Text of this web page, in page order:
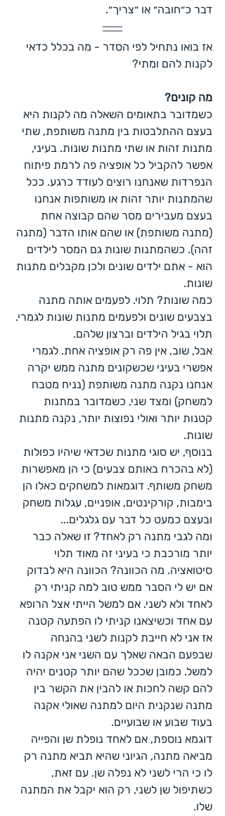
דבר כ״חובה״ או ״צריך״.
אז בואו נתחיל לפי הסדר - מה בכלל כדאי
לקנות להם ומתי?
מה קונים?
כשמדובר בתאומים השאלה מה לקנות היא
בעצם ההתלבטות בין מתנה משותפת, שתי
מתנות זהות או שתי מתנות שונות. בעיני,
אפשר להקביל כל אופציה פה לרמת פיתוח
הנפרדות שאנחנו רוצים לעודד כרגע. ככל
שהמתנות יותר זהות או משותפות אנחנו
בעצם מעבירים מסר שהם קבוצה אחת
(מתנה משותפת) או שהם אותו הדבר (מתנה
זהה). כשהמתנות שונות גם המסר לילדים
הוא - אתם ילדים שונים ולכן מקבלים מתנות
שונות.
כמה שונות? תלוי. לפעמים אותה מתנה
בצבעים שונים ולפעמים מתנות שונות לגמרי.
תלוי בגיל הילדים וברצון שלהם.
אבל, שוב, אין פה רק אופציה אחת. לגמרי
אפשרי בעיני שכשקונים מתנה ממש יקרה
אנחנו נקנה מתנה משותפת (נניח מטבח
למשחק) ומצד שני, כשמדובר במתנות
קטנות יותר ואולי נפוצות יותר, נקנה מתנות
שונות.
בנוסף, יש סוגי מתנות שכדאי שיהיו כפולות
(לא בהכרח באותם צבעים) כי הן מאפשרות
משחק משותף. דוגמאות למשחקים כאלו הן
בימבות, קורקינטים, אופניים, עגלות משחק
ובעצם כמעט כל דבר עם גלגלים...
ומה לגבי מתנה רק לאחד? זו שאלה כבר
יותר מורכבת כי בעיני זה מאוד תלוי
סיטואציה. מה הכוונה? הכוונה היא לבדוק
אם יש לי הסבר ממש טוב למה קניתי רק
לאחד ולא לשני. אם למשל הייתי אצל הרופא
עם אחד וכשיצאנו קניתי לו הפתעה קטנה
אז אני לא חייבת לקנות לשני בהנחה
שבפעם הבאה שאלך עם השני אני אקנה לו
למשל. כמובן שככל שהם יותר קטנים יהיה
להם קשה לחכות או להבין את הקשר בין
מתנה שנקנית היום למתנה שאולי אקנה
בעוד שבוע או שבועיים.
דוגמא נוספת, אם לאחד נופלת שן והפייה
מביאה מתנה, הגיוני שהיא תביא מתנה רק
לו כי הרי לשני לא נפלה שן. עם זאת,
כשתיפול שן לשני, רק הוא יקבל את המתנה
שלו.